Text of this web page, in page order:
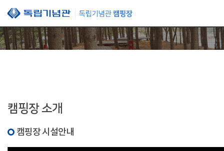
본문 바로가기
캠핑장 소개
캠핑장 시설안내